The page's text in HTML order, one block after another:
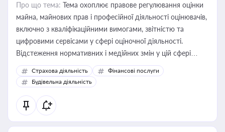
Про що тема: Тема охоплює правове регулювання оцінки
майна, майнових прав і професійної діяльності оцінювачів,
включно з кваліфікаційними вимогами, звітністю та
цифровими сервісами у сфері оціночної діяльності.
Відстеження нормативних і медійних змін у цій сфері
корисне для власника бізнесу, керівника, юриста або
бухгалтера під час оподаткування, приватизації, оренди
державного майна, корпоративних угод і перевірки
статусу суб'єктів оціночної діяльності
Страхова діяльність
Фінансові послуги
Будівельна діяльність